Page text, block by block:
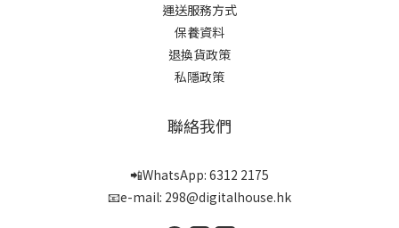
運送服務方式
保養資料
退換貨政策
私隱政策
聯絡我們
📲WhatsApp: 6312 2175
📧e-mail: 298@digitalhouse.hk